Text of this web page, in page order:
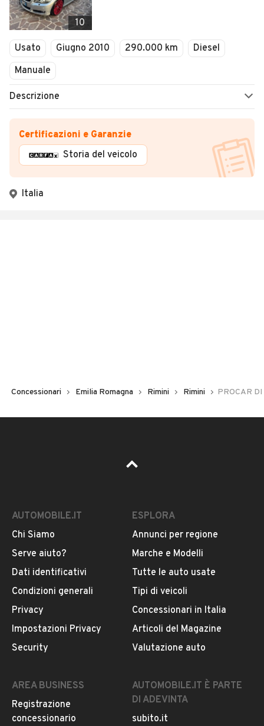
10
Usato Giugno 2010 290.000 km
Diesel
Manuale
Descrizione
Certificazioni e Garanzie
Storia del veicolo
Italia
Concessionari Emilia Romagna Rimini Rimini PROCAR
AUTOMOBILE.IT
Chi Siamo
Serve aiuto?
Dati identificativi
Condizioni generali
Privacy
Impostazioni Privacy
Security
ESPLORA
Annunci per regione
Marche e Modelli
Tutte le auto usate
Tipi di veicoli
Concessionari in Italia
Articoli del Magazine
Valutazione auto
AREA BUSINESS
Registrazione
concessionario
AUTOMOBILE.IT È PARTE
DI ADEVINTA
subito.it